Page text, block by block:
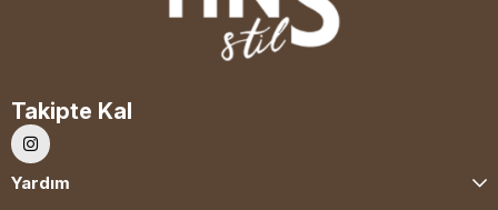
Takipte Kal
Yardım